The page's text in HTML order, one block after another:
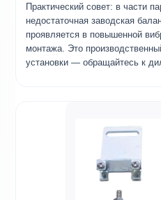
Практический совет: в части
недостаточная заводская
проявляется в повышенной
монтажа. Это
установки — обращайтесь к